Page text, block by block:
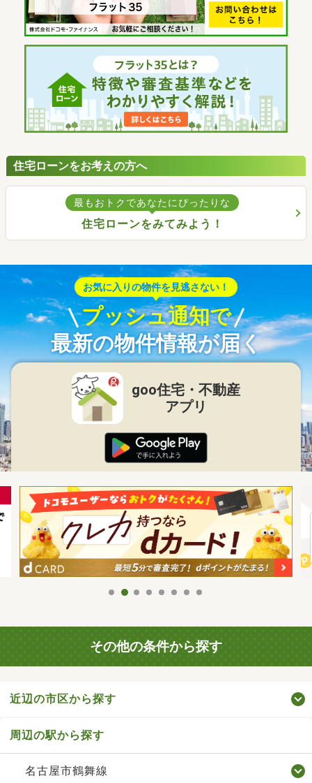
住宅ローンをお考えの方へ
最もおトクであなたにぴったりな
住宅ローンをみてみよう！
お気に入りの物件を見逃さない！
プッシュ通知で
最新の物件情報が届く
goo住宅・不動産
アプリ
その他の条件から探す
近辺の市区から探す
周辺の駅から探す
名古屋市鶴舞線